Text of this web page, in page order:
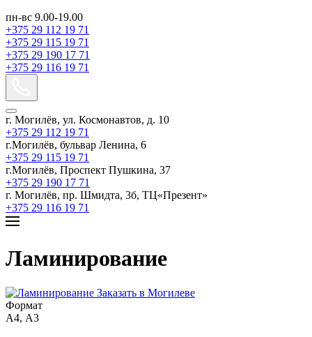
пн-вс 9.00-19.00
+375 29 112 19 71
+375 29 115 19 71
+375 29 190 17 71
+375 29 116 19 71
г. Могилёв, ул. Космонавтов, д. 10
+375 29 112 19 71
г.Могилёв, бульвар Ленина, 6
+375 29 115 19 71
г.Могилёв, Проспект Пушкина, 37
+375 29 190 17 71
г. Могилёв, пр. Шмидта, 3б, ТЦ«Презент»
+375 29 116 19 71
Ламинирование
Формат
А4, А3